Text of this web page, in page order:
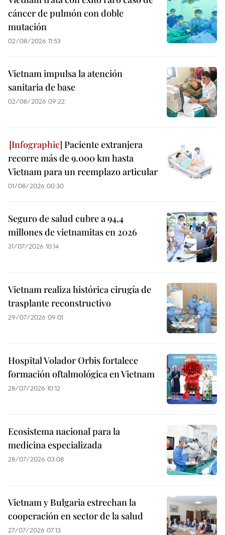
cáncer de pulmón con doble
mutación
02/08/2026 11:53
Vietnam impulsa la atención
sanitaria de base
02/08/2026 09:22
Paciente extranjera
recorre más de 9.000 km hasta
Vietnam para un reemplazo articular
01/08/2026 00:30
Seguro de salud cubre a 94,4
millones de vietnamitas en 2026
31/07/2026 10:14
Vietnam realiza histórica cirugía de
trasplante reconstructivo
29/07/2026 09:01
Hospital Volador Orbis fortalece
formación oftalmológica en Vietnam
28/07/2026 10:12
Ecosistema nacional para la
medicina especializada
28/07/2026 03:08
Vietnam y Bulgaria estrechan la
cooperación en sector de la salud
27/07/2026 07:13